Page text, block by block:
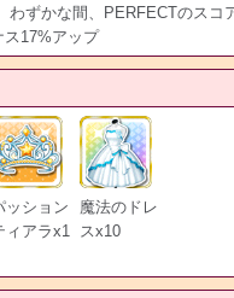
わずかな間、PERFECTのスコ
ス17%アップ
ッション
ィアラx1
魔法のドレ
スx10